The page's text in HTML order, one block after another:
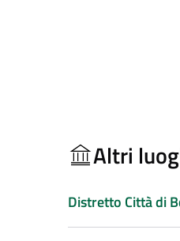
Altri
Distretto Città di